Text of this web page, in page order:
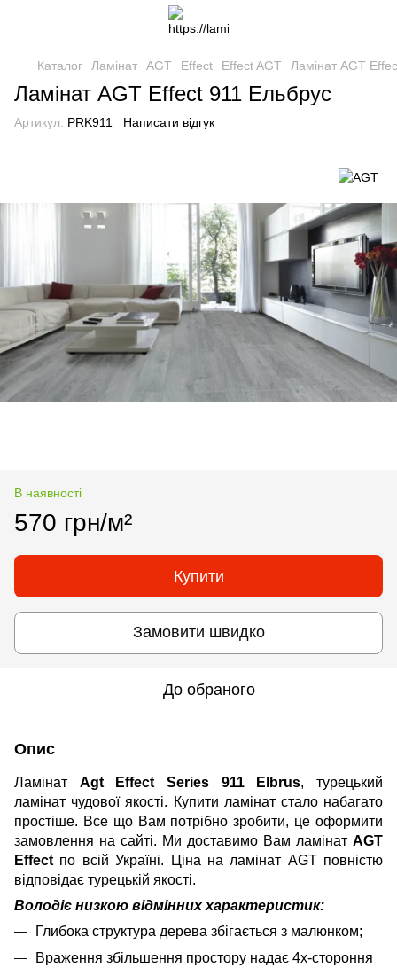
Каталог Ламінат AGT Effect Effect AGT Ламінат AGT
Ламінат AGT Effect 911 Ельбрус
Артикул: PRK911 Написати відгук
В наявності
570 грн/м²
Купити
Замовити швидко
До обраного
Опис
Ламінат Agt Effect Series 911 Elbrus, турецький
ламінат чудової якості. Купити ламінат стало набагато
простіше. Все що Вам потрібно зробити, це оформити
замовлення на сайті. Ми доставимо Вам ламінат AGT
Effect по всій Україні. Ціна на ламінат AGT повністю
відповідає турецькій якості.
Володіє низкою відмінних характеристик:
Глибока структура дерева збігається з малюнком;
Враження збільшення простору надає 4х-стороння